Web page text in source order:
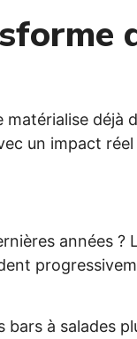
déjà
un impact
années ?
bars à salades